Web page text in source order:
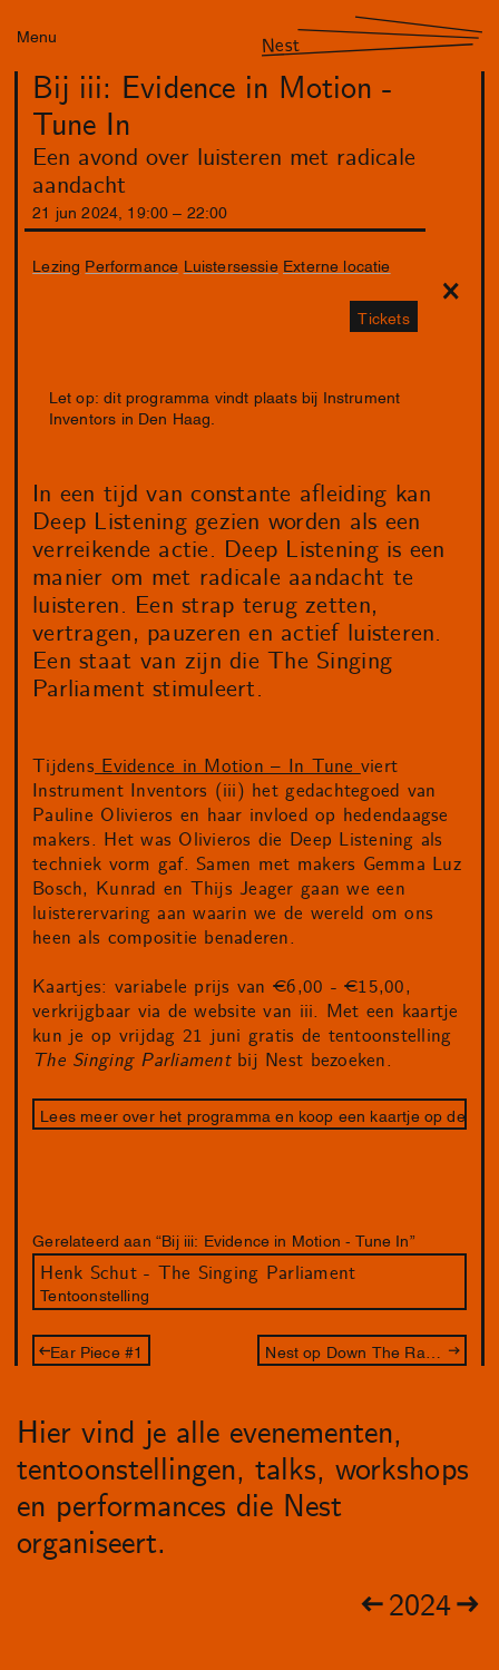
Menu Nest
Bij iii: Evidence in Motion -
Tune In
Een avond over luisteren met radicale
aandacht
21 jun 2024 19:00 22 :00
Lezing Performance Luistersessie Externe locatie
Tickets
Let op: dit programma vindt plaats bij Instrument
Inventors in Den Haag.
In een tijd van constante afleiding kan
Deep Listening gezien worden als een
verreikende actie. Deep Listening is een
manier om met radicale aandacht te
luisteren. Een strap terug zetten,
vertragen, pauzeren en actief luisteren.
Een staat van zijn die The Singing
Parliament stimuleert.
Tijdens Evidence in Motion – In Tune viert
Instrument Inventors (iii) het gedachtegoed van
Pauline Olivieros en haar invloed op hedendaagse
makers. Het was Olivieros die Deep Listening als
techniek vorm gaf. Samen met makers Gemma Luz
Bosch, Kunrad en Thijs Jeager gaan we een
luisterervaring aan waarin we de wereld om ons
heen als compositie benaderen.
Kaartjes: variabele prijs van €6,00 - €15,00,
verkrijgbaar via de website van iii. Met een kaartje
kun je op vrijdag 21 juni gratis de tentoonstelling
The Singing Parliament bij Nest bezoeken.
Lees meer over het programma en koop een kaartje op de
Gerelateerd aan “Bij iii: Evidence in Motion - Tune In”
Henk Schut - The Singing Parliament
Tentoonstelling
Ear Piece #1
Hier vind je alle evenementen,
tentoonstellingen, talks, workshops
en performances die Nest
organiseert.
2024